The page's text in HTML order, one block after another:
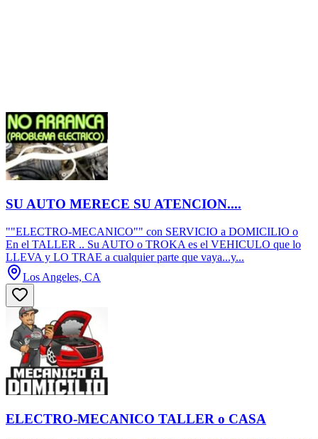
SU AUTO MERECE SU ATENCION....
""ELECTRO-MECANICO"" con SERVICIO a DOMICILIO o
En el TALLER .. Su AUTO o TROKA es el VEHICULO que lo
LLEVA y LO TRAE a cualquier parte que vaya...y...
Los Angeles, CA
ELECTRO-MECANICO TALLER o CASA